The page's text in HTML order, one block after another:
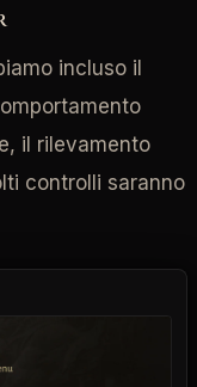
incluso il
il rilevamento
controlli saranno